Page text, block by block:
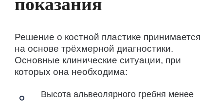
Решение о костной пластике принимается
на основе трёхмерной диагностики.
Основные клинические ситуации, при
которых она необходима:
Высота альвеолярного гребня менее